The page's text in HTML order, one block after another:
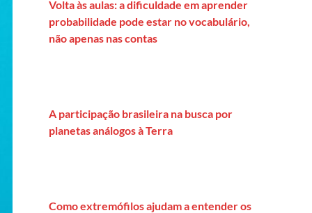
Volta às aulas: a dificuldade em aprender
probabilidade pode estar no vocabulário,
não apenas nas contas
A participação brasileira na busca por
planetas análogos à Terra
Como extremófilos ajudam a entender os